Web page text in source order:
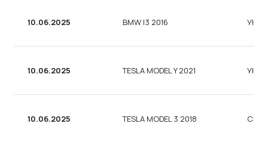
10.06.2025 BMW I3 2016
10.06.2025 TESLA MODEL Y 2021
10.06.2025 TESLA MODEL 3 2018